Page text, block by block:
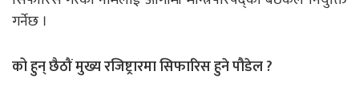
गर्नेछ ।
को हुन् छैठौं मुख्य रजिष्ट्रारमा सिफारिस हुने पौडेल ?